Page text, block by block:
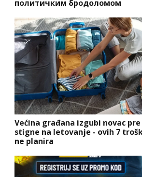
политичким бродоломом
Većina građana izgubi novac
stigne na letovanje - ovih 7
ne planira